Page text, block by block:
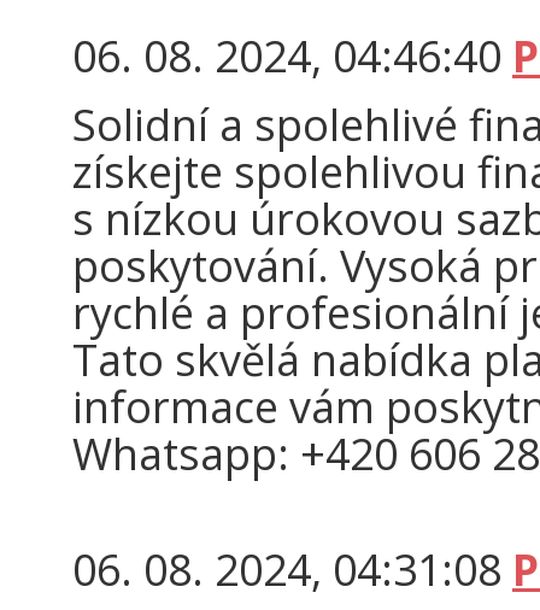
06. 08. 2024, 04:46:40
Solidní a spolehlivé
získejte spolehlivou
s nízkou úrokovou
poskytování. Vysoká
rychlé a profesionální
Tato skvělá nabídka
informace vám
Whatsapp: +420 606
06. 08. 2024, 04:31:08